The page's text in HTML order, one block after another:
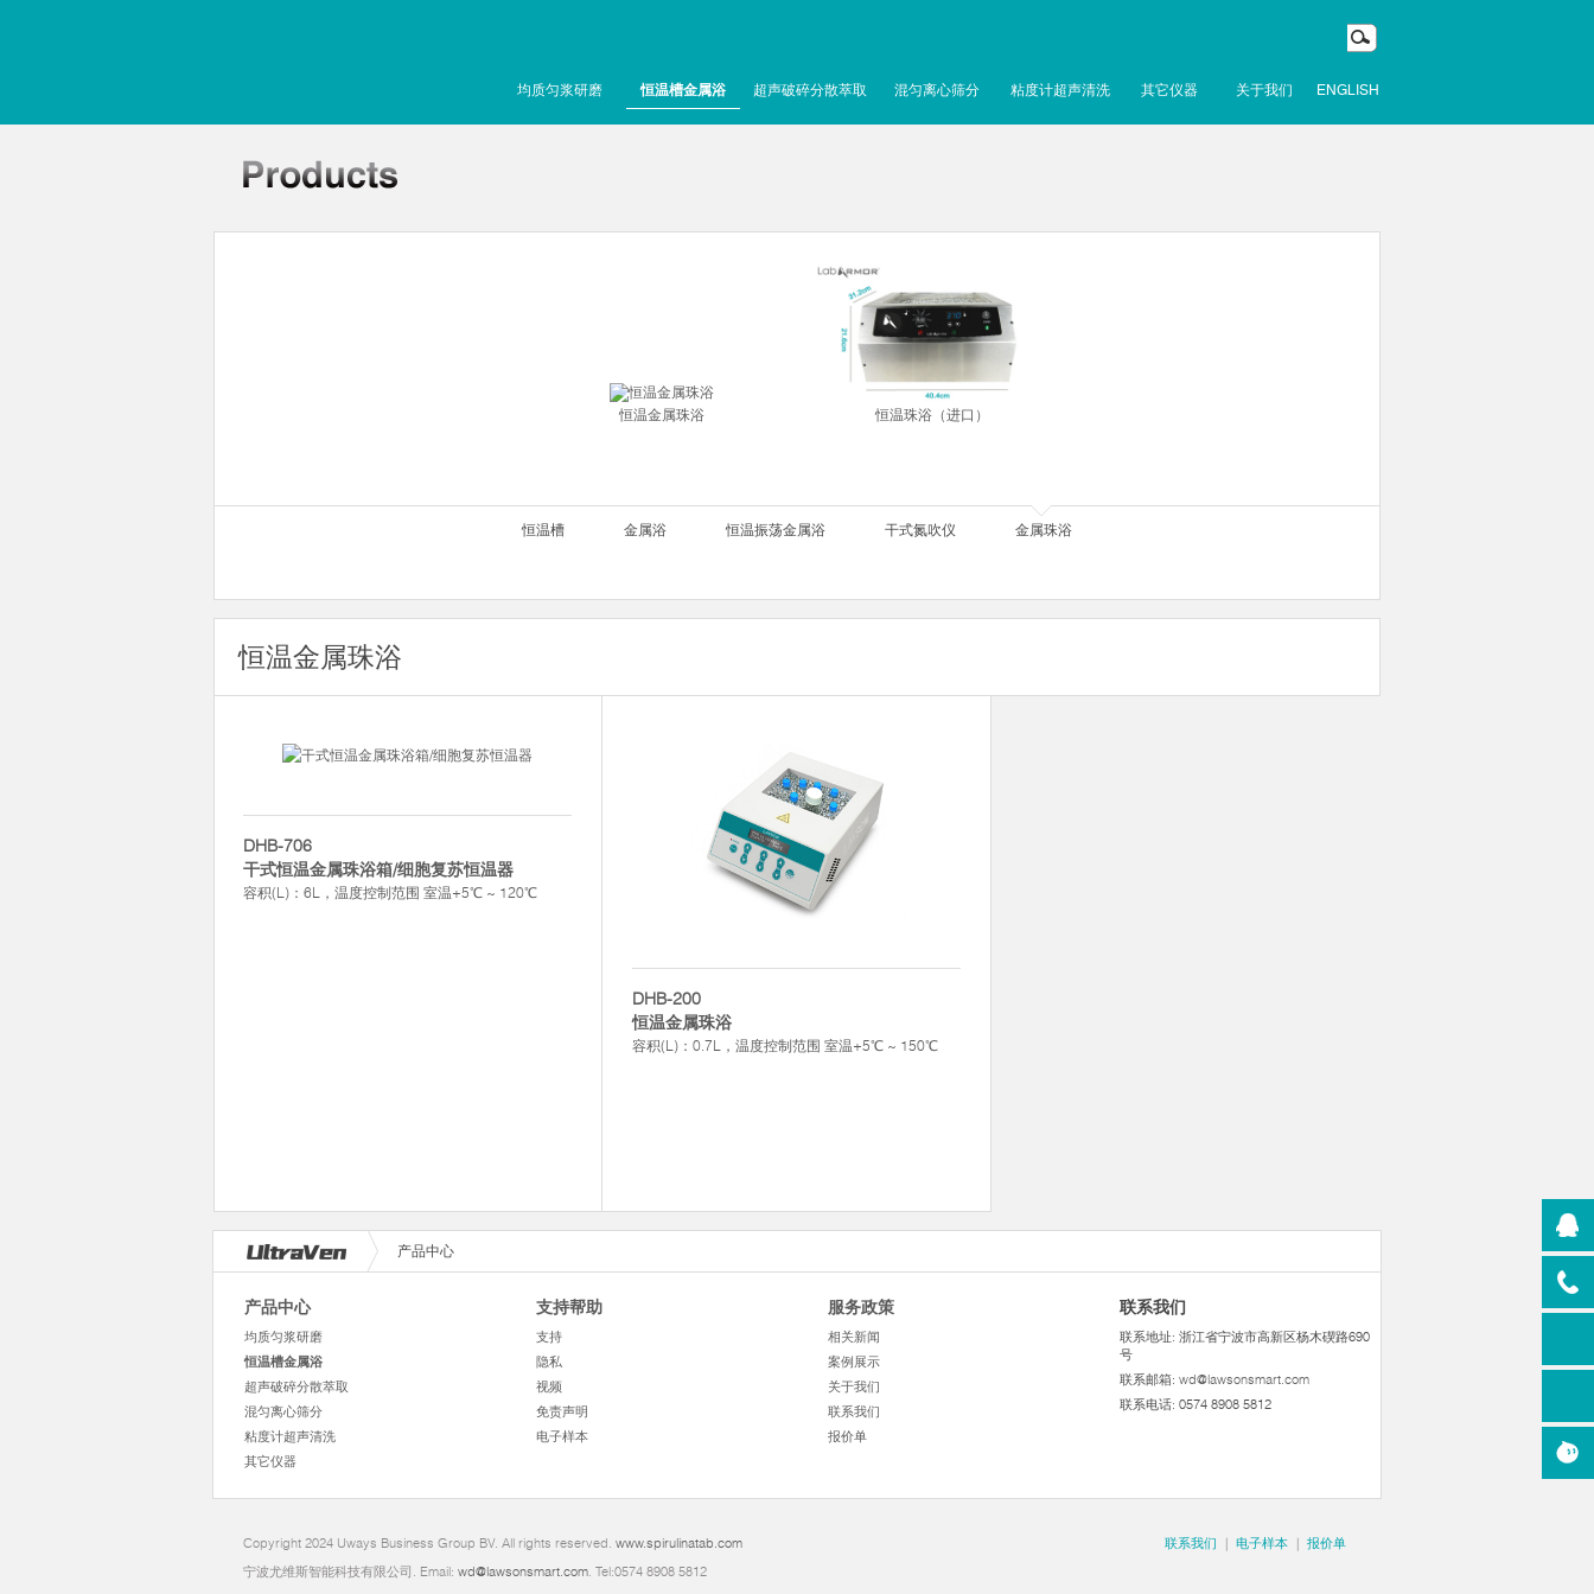
均质匀浆研磨 恒温槽金属浴 超声破碎分散萃取 混匀离心筛分 粘度计超声清洗 其它仪器 关于我们 ENGLISH
恒温金属珠浴 恒温珠浴（进口）
恒温槽 金属浴 恒温振荡金属浴 干式氮吹仪 金属珠浴
恒温金属珠浴
DHB-706
干式恒温金属珠浴箱/细胞复苏恒温器
容积(L)：6L，温度控制范围 室温+5℃ ~ 120℃
DHB-200
恒温金属珠浴
容积(L)：0.7L，温度控制范围 室温+5℃ ~ 150℃
产品中心
产品中心
均质匀浆研磨
恒温槽金属浴
超声破碎分散萃取
混匀离心筛分
粘度计超声清洗
其它仪器
支持帮助
支持
隐私
视频
免责声明
电子样本
服务政策
相关新闻
案例展示
关于我们
联系我们
报价单
联系我们
联系地址: 浙江省宁波市高新区杨木碶路690
号
联系邮箱: wd@lawsonsmart.com
联系电话: 0574 8908 5812
Copyright 2024 Uways Business Group BV. All rights reserved. www.spirulinatab.com
宁波尤维斯智能科技有限公司. Email: wd@lawsonsmart.com. Tel:0574 8908 5812
联系我们 | 电子样本 | 报价单